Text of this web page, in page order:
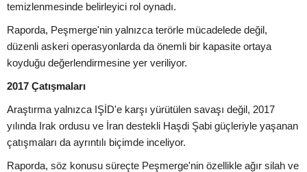
temizlenmesinde belirleyici rol oynadı.
Raporda, Peşmerge'nin yalnızca terörle mücadelede değil,
düzenli askeri operasyonlarda da önemli bir kapasite ortaya
koyduğu değerlendirmesine yer veriliyor.
2017 Çatışmaları
Araştırma yalnızca IŞİD'e karşı yürütülen savaşı değil, 2017
yılında Irak ordusu ve İran destekli Haşdi Şabi güçleriyle yaşanan
çatışmaları da ayrıntılı biçimde inceliyor.
Raporda, söz konusu süreçte Peşmerge'nin özellikle ağır silah ve